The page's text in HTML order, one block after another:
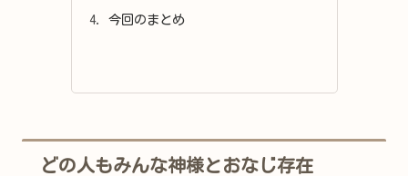
今回のまとめ
どの人もみんな神様とおなじ存在